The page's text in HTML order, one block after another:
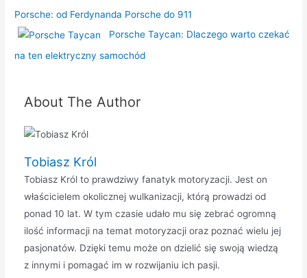
Porsche: od Ferdynanda Porsche do 911
Porsche Taycan: Dlaczego warto czekać
na ten elektryczny samochód
About The Author
Tobiasz Król
Tobiasz Król to prawdziwy fanatyk motoryzacji. Jest on
właścicielem okolicznej wulkanizacji, którą prowadzi od
ponad 10 lat. W tym czasie udało mu się zebrać ogromną
ilość informacji na temat motoryzacji oraz poznać wielu jej
pasjonatów. Dzięki temu może on dzielić się swoją wiedzą
z innymi i pomagać im w rozwijaniu ich pasji.